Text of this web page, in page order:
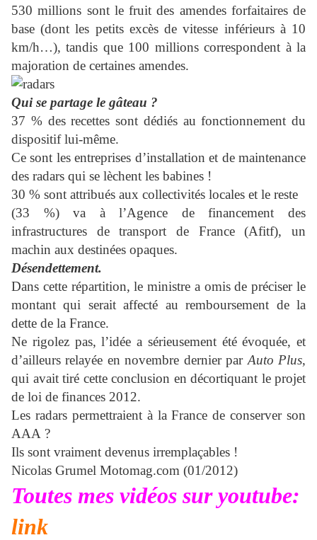
530 millions sont le fruit des amendes forfaitaires de
base (dont les petits excès de vitesse inférieurs à 10
km/h…), tandis que 100 millions correspondent à la
majoration de certaines amendes.
Qui se partage le gâteau ?
37 % des recettes sont dédiés au fonctionnement du
dispositif lui-même.
Ce sont les entreprises d’installation et de maintenance
des radars qui se lèchent les babines !
30 % sont attribués aux collectivités locales et le reste
(33 %) va à l’Agence de financement des
infrastructures de transport de France (Afitf), un
machin aux destinées opaques.
Désendettement.
Dans cette répartition, le ministre a omis de préciser le
montant qui serait affecté au remboursement de la
dette de la France.
Ne rigolez pas, l’idée a sérieusement été évoquée, et
d’ailleurs relayée en novembre dernier par Auto Plus,
qui avait tiré cette conclusion en décortiquant le projet
de loi de finances 2012.
Les radars permettraient à la France de conserver son
AAA ?
Ils sont vraiment devenus irremplaçables !
Nicolas Grumel Motomag.com (01/2012)
Toutes mes vidéos sur youtube:
link